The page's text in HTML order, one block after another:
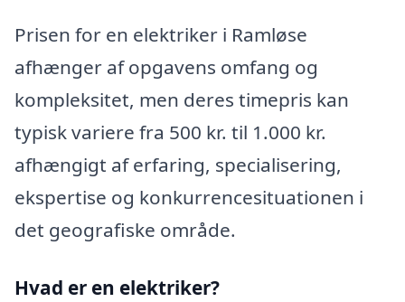
Prisen for en elektriker i Ramløse
afhænger af opgavens omfang og
kompleksitet, men deres timepris kan
typisk variere fra 500 kr. til 1.000 kr.
afhængigt af erfaring, specialisering,
ekspertise og konkurrencesituationen i
det geografiske område.
Hvad er en elektriker?